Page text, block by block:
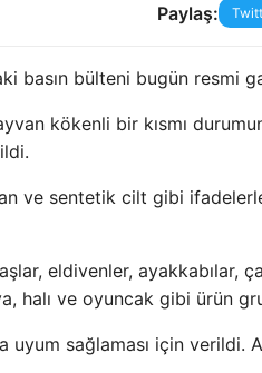
Paylaş:
basın bülteni bugün resmi
kökenli bir kısmı
ve sentetik cilt gibi
eldivenler, ayakkabılar,
halı ve oyuncak gibi ürün
uyum sağlaması için verildi.